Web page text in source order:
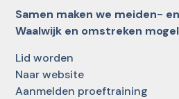
Samen maken we meiden-
Waalwijk en omstreken
Lid worden
Naar website
Aanmelden proeftraining